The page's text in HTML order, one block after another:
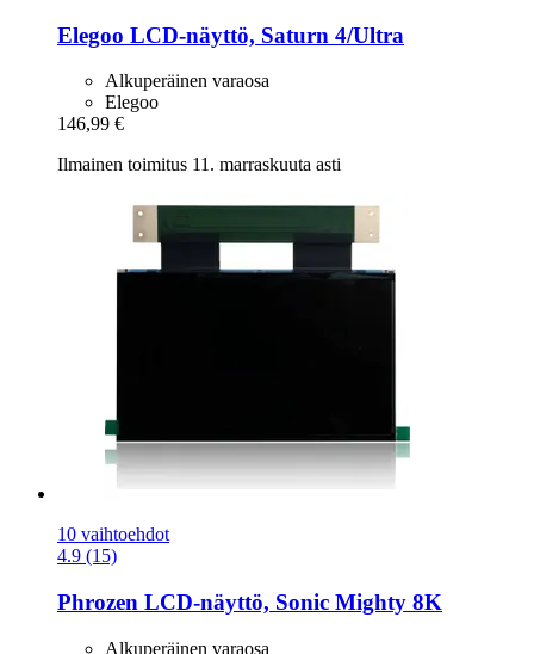
Elegoo LCD-​näyttö, Saturn 4/Ultra
Alkuperäinen varaosa
Elegoo
146,99 €
Ilmainen toimitus 11. marraskuuta asti
10 vaihtoehdot
4.9 (15)
Phrozen LCD-​näyttö, Sonic Mighty 8K
Alkuperäinen varaosa